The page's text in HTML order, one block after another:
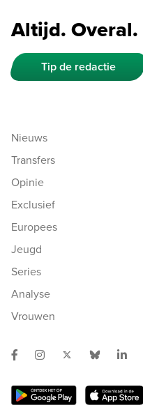
Altijd. Overal.
Tip de redactie
Nieuws
Transfers
Opinie
Exclusief
Europees
Jeugd
Series
Analyse
Vrouwen